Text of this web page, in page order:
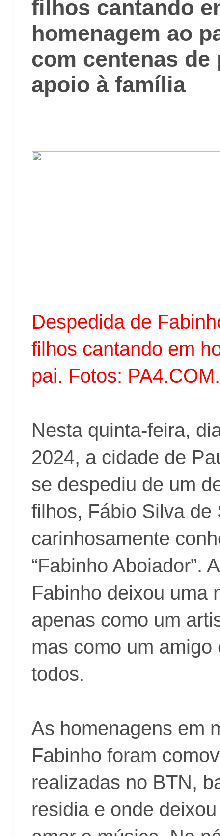
filhos cantando
homenagem ao
com centenas de
apoio à família
Despedida de
filhos cantando em
pai. Fotos:
Nesta quinta-feira,
2024, a cidade de
se despediu de um
filhos, Fábio Silva de
carinhosamente
“Fabinho Aboiador”.
Fabinho deixou uma
apenas como um
mas como um amigo
todos.
As homenagens em
Fabinho foram
realizadas no BTN,
residia e onde